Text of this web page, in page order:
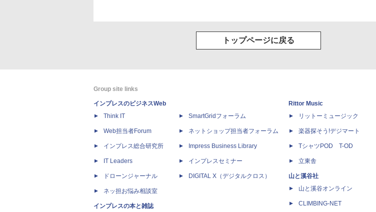
トップページに戻る
Group site links
インプレスのビジネスWeb
Think IT
Web担当者Forum
インプレス総合研究所
IT Leaders
ドローンジャーナル
ネッ担お悩み相談室
インプレスの本と雑誌
SmartGridフォーラム
ネットショップ担当者フォーラム
Impress Business Library
インプレスセミナー
DIGITAL X（デジタルクロス）
Rittor Music
リットーミュージック
楽器探そう!デジマート
TシャツPOD T-OD
立東舎
山と溪谷社
山と溪谷オンライン
CLIMBING-NET